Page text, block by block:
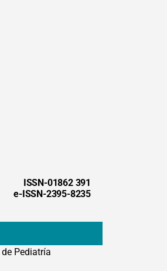
ISSN-01862 391
e-ISSN-2395-8235
Pediatría